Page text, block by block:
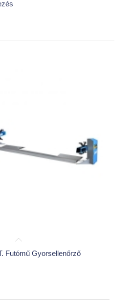
Futómű Gyorsellenőrző